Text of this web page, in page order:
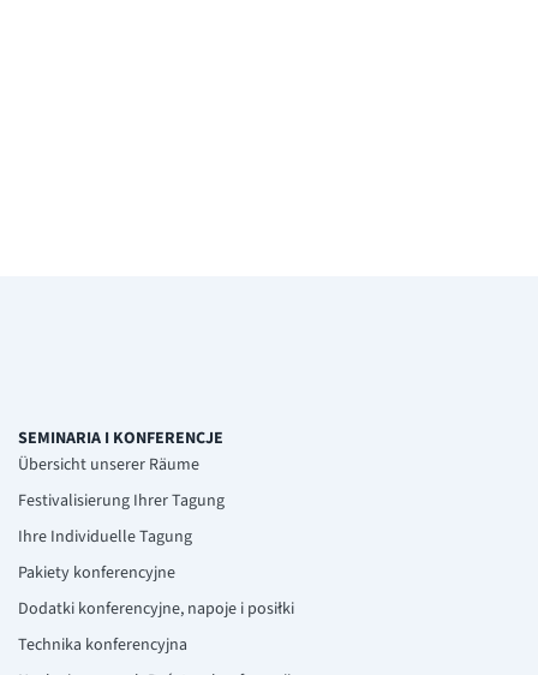
SEMINARIA I KONFERENCJE
Übersicht unserer Räume
Festivalisierung Ihrer Tagung
Ihre Individuelle Tagung
Pakiety konferencyjne
Dodatki konferencyjne, napoje i posiłki
Technika konferencyjna